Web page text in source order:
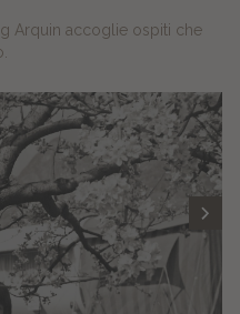
Arquin accoglie ospiti che